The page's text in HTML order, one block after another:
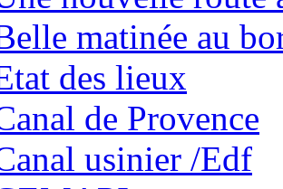
matinée au
des lieux
de Provence
usinier /Edf